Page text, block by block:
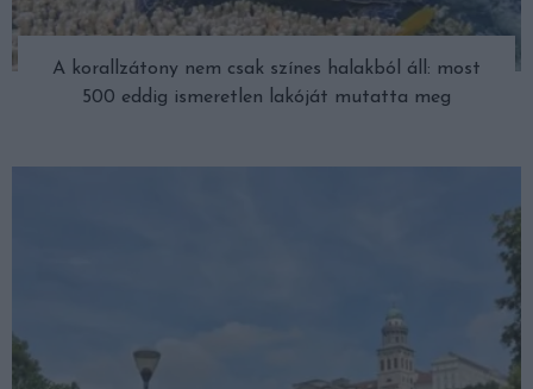
A korallzátony nem csak színes halakból áll: most
500 eddig ismeretlen lakóját mutatta meg